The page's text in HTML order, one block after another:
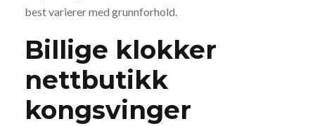
best varierer med grunnforhold.
Billige klokker
nettbutikk
kongsvinger